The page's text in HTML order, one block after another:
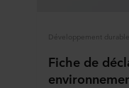
Développement durable
Fiche de